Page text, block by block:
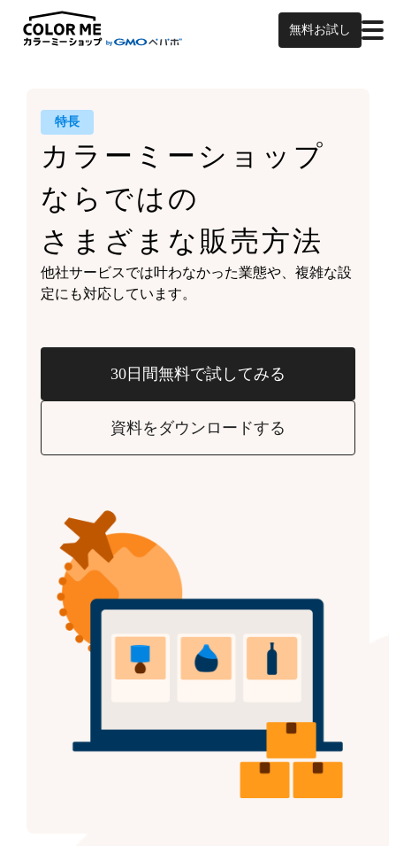
無料お試し
特長
カラーミーショップ
ならではの
さまざまな販売方法
他社サービスでは叶わなかった業態や、複雑な設
定にも対応しています。
30日間無料で試してみる
資料をダウンロードする